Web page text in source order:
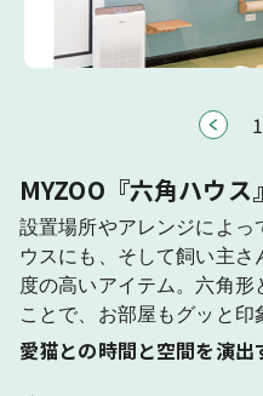
1
MYZOO『六角ハウス』
設置場所やアレンジによ
ウスにも、そして飼い主
度の高いアイテム。六角
ことで、お部屋もグッと印
愛猫との時間と空間を演出